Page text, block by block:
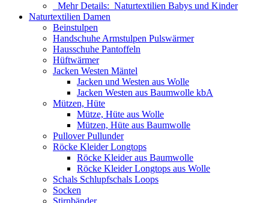
Mehr Details: Naturtextilien Babys und Kinder
Naturtextilien Damen
Beinstulpen
Handschuhe Armstulpen Pulswärmer
Hausschuhe Pantoffeln
Hüftwärmer
Jacken Westen Mäntel
Jacken und Westen aus Wolle
Jacken Westen aus Baumwolle kbA
Mützen, Hüte
Mütze, Hüte aus Wolle
Mützen, Hüte aus Baumwolle
Pullover Pullunder
Röcke Kleider Longtops
Röcke Kleider aus Baumwolle
Röcke Kleider Longtops aus Wolle
Schals Schlupfschals Loops
Socken
Stirnbänder